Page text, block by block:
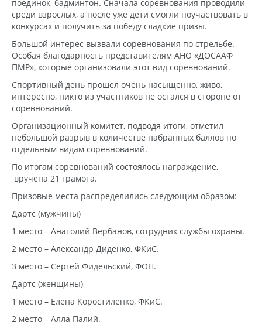
поединок, бадминтон. Сначала соревнования проводили
среди взрослых, а после уже дети смогли поучаствовать в
конкурсах и получить за победу сладкие призы.
Большой интерес вызвали соревнования по стрельбе.
Особая благодарность представителям АНО «ДОСААФ
ПМР», которые организовали этот вид соревнований.
Спортивный день прошел очень насыщенно, живо,
интересно, никто из участников не остался в стороне от
соревнований.
Организационный комитет, подводя итоги, отметил
небольшой разрыв в количестве набранных баллов по
отдельным видам соревнований.
По итогам соревнований состоялось награждение,
вручена 21 грамота.
Призовые места распределились следующим образом:
Дартс (мужчины)
1 место – Анатолий Вербанов, сотрудник службы охраны.
2 место – Александр Диденко, ФКиС.
3 место – Сергей Фидельский, ФОН.
Дартс (женщины)
1 место – Елена Коростиленко, ФКиС.
2 место – Алла Палий.